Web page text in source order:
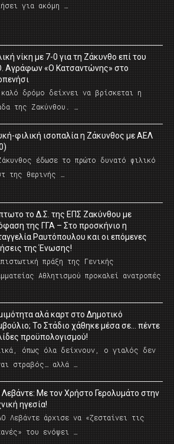
για ακόμη …
νίκη με 7-0 για τη Ζάκυνθο επί του
Αγράφων «Ο Κατσαντώνης» στο
δρόμο δείχνει να βρίσκεται η
της Ζακύνθου. …
φιλική ισοπαλία η Ζάκυνθος με ΑΕΛ
έδωσε το πρώτο δυνατό φιλικό
της θερινής …
το Δ.Σ. της ΕΠΣ Ζακύνθου με
της ΓΓΑ – Στο προσκήνιο η
Ραυτόπουλου και οι επόμενες
της Ένωσης!
πράξη της Γενικής
Αθλητισμού προκαλεί ανατροπές
αλά καρτ στο Δημοτικό
Το Στάδιο χάθηκε μέσα σε… πέντε
προϋπολογισμού!
όπως όλα δείχνουν, ο γιαλός δεν
στραβός… αλλά …
Με τον Χρήστο Γερολυμάτο στην
ηγεσία!
Λεβάντε άρχισε να «ζεσταίνει τις
του ενόψει …